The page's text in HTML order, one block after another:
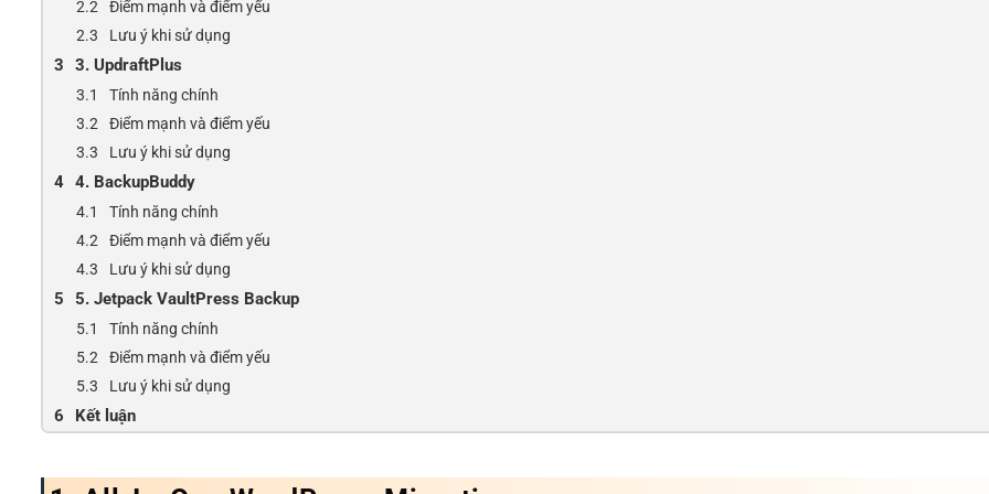
Điểm mạnh và điểm yếu
Lưu ý khi sử dụng
3. UpdraftPlus
Tính năng chính
Điểm mạnh và điểm yếu
Lưu ý khi sử dụng
4. BackupBuddy
Tính năng chính
Điểm mạnh và điểm yếu
Lưu ý khi sử dụng
5. Jetpack VaultPress Backup
Tính năng chính
Điểm mạnh và điểm yếu
Lưu ý khi sử dụng
Kết luận